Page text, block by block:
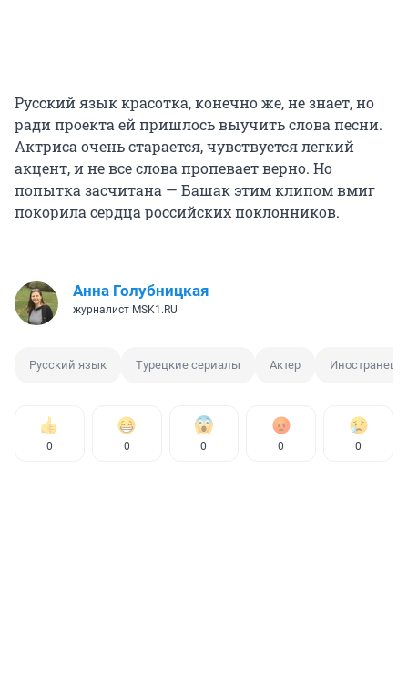
Русский язык красотка, конечно же, не знает, но
ради проекта ей пришлось выучить слова песни.
Актриса очень старается, чувствуется легкий
акцент, и не все слова пропевает верно. Но
попытка засчитана — Башак этим клипом вмиг
покорила сердца российских поклонников.
Анна Голубницкая
журналист MSK1.RU
Русский язык Турецкие сериалы Актер Иностранец
0 0 0 0 0